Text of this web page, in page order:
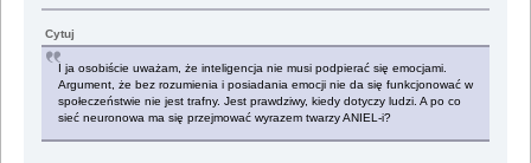
Cytuj
I ja osobiście uważam, że inteligencja nie musi podpierać się emocjami.
Argument, że bez rozumienia i posiadania emocji nie da się funkcjonować w
społeczeństwie nie jest trafny. Jest prawdziwy, kiedy dotyczy ludzi. A po co
sieć neuronowa ma się przejmować wyrazem twarzy ANIEL-i?